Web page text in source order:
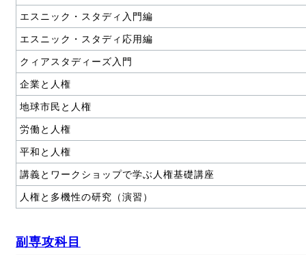
エスニック・スタディ入門編
エスニック・スタディ応用編
クィアスタディーズ入門
企業と人権
地球市民と人権
労働と人権
平和と人権
講義とワークショップで学ぶ人権基礎講座
人権と多機性の研究（演習）
副専攻科目